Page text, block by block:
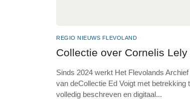
REGIO NIEUWS FLEVOLAND
Collectie over Cornelis
Sinds 2024 werkt Het Flevolands
van deCollectie Ed Voigt met
volledig beschreven en digitaal...